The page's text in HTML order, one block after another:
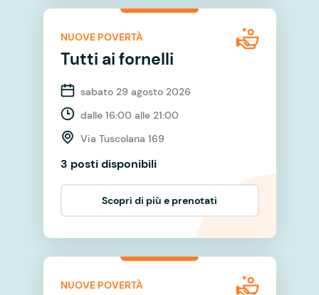
NUOVE POVERTÀ
Tutti ai fornelli
sabato 29 agosto 2026
dalle 16:00 alle 21:00
Via Tuscolana 169
3 posti disponibili
Scopri di più e prenotati
NUOVE POVERTÀ